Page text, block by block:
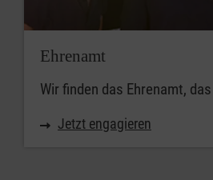
Ehrenamt
Wir finden das Ehrenamt,
Jetzt engagieren